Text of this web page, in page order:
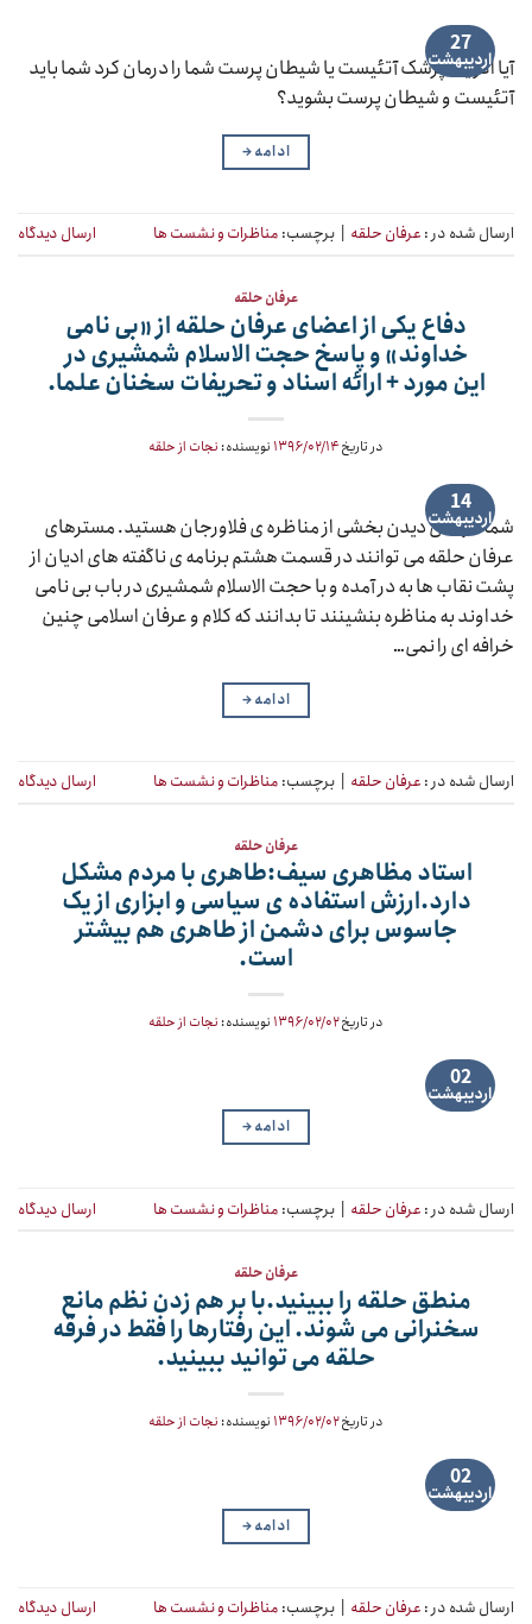
27
اردیبهشت
آیا اگر یک پزشک آتئیست یا شیطان پرست شما را درمان کرد شما باید
آتئیست و شیطان پرست بشوید؟
ادامه→
ارسال شده در : عرفان حلقه برچسب: مناظرات و نشست ها ارسال دیدگاه
عرفان حلقه
دفاع یکی از اعضای عرفان حلقه از «بی نامی
خداوند» و پاسخ حجت الاسلام شمشیری در
این مورد + ارائه اسناد و تحریفات سخنان علما.
در تاریخ۱۳۹۶/۰۲/۱۴ نویسنده: نجات از حلقه
14
اردیبهشت
شما در حال دیدن بخشی از مناظره ی فلاورجان هستید. مسترهای
عرفان حلقه می توانند در قسمت هشتم برنامه ی ناگفته های ادیان از
پشت نقاب ها به در آمده و با حجت الاسلام شمشیری در باب بی نامی
خداوند به مناظره بنشینند تا بدانند که کلام و عرفان اسلامی چنین
خرافه ای را نمی…
ادامه→
ارسال شده در : عرفان حلقه | برچسب: مناظرات و نشست ها ارسال دیدگاه
عرفان حلقه
استاد مظاهری سیف:طاهری با مردم مشکل
دارد.ارزش استفاده ی سیاسی و ابزاری از یک
جاسوس برای دشمن از طاهری هم بیشتر
است.
در تاریخ۱۳۹۶/۰۲/۰۲ نویسنده: نجات از حلقه
02
اردیبهشت
ادامه→
ارسال شده در : عرفان حلقه | برچسب: مناظرات و نشست ها ارسال دیدگاه
عرفان حلقه
منطق حلقه را ببینید.با بر هم زدن نظم مانع
سخنرانی می شوند. این رفتارها را فقط در فرقه
حلقه می توانید ببینید.
در تاریخ۱۳۹۶/۰۲/۰۲ نویسنده: نجات از حلقه
02
اردیبهشت
ادامه→
ارسال شده در : عرفان حلقه برچسب: مناظرات و نشست ها ارسال دیدگاه